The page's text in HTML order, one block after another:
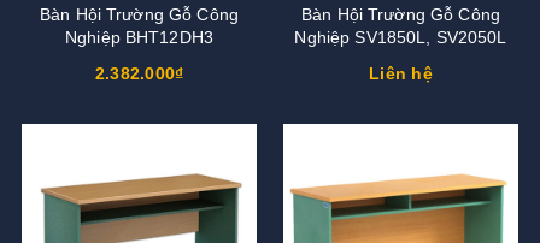
Bàn Hội Trường Gỗ Công
Nghiệp BHT12DH3
2.382.000₫
Bàn Hội Trường Gỗ Công
Nghiệp SV1850L, SV2050L
Liên hệ